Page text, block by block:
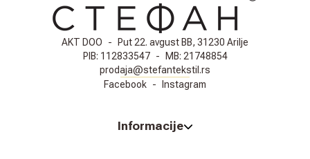
AKT DOO - Put 22. avgust BB, 31230 Arilje
PIB: 112833547 - MB: 21748854
prodaja@stefantekstil.rs
Facebook - Instagram
Informacije